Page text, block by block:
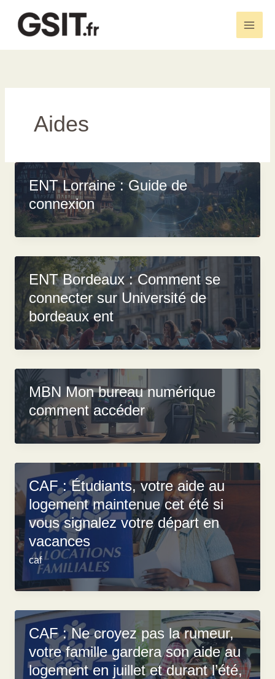
contenu
Main
Aides
ENT Lorraine : Guide de
connexion
ENT Bordeaux : Comment se
connecter sur Université de
bordeaux ent
MBN Mon bureau numérique
comment accéder
CAF : Étudiants, votre aide au
logement maintenue cet été si
vous signalez votre départ en
vacances
caf
CAF : Ne croyez pas la rumeur,
votre famille gardera son aide au
logement en juillet et durant l’été,